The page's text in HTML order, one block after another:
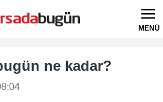
MENÜ
ne kadar?